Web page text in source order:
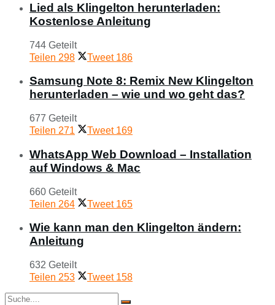
Lied als Klingelton herunterladen:
Kostenlose Anleitung
744 Geteilt
Teilen 298 Tweet 186
Samsung Note 8: Remix New Klingelton
herunterladen – wie und wo geht das?
677 Geteilt
Teilen 271 Tweet 169
WhatsApp Web Download – Installation
auf Windows & Mac
660 Geteilt
Teilen 264 Tweet 165
Wie kann man den Klingelton ändern:
Anleitung
632 Geteilt
Teilen 253 Tweet 158